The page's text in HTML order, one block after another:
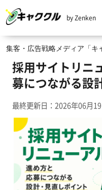
by Zenken
集客・広告戦略メディア「キ
採用サイトリニ
募につながる設
最終更新日：2026年06月